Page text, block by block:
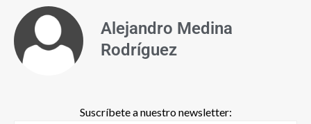
Alejandro Medina
Rodríguez
Suscríbete a nuestro newsletter: